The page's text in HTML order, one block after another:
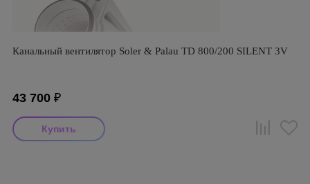
Канальный вентилятор Soler & Palau TD 800/200 SILENT 3V
43 700 ₽